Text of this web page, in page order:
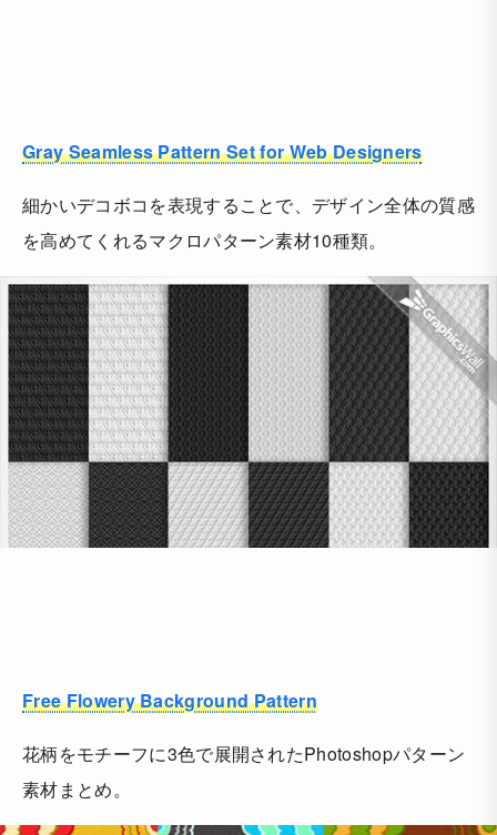
Gray Seamless Pattern Set for Web Designers
細かいデコボコを表現することで、デザイン全体の質感
を高めてくれるマクロパターン素材10種類。
Free Flowery Background Pattern
花柄をモチーフに3色で展開されたPhotoshopパターン
素材まとめ。